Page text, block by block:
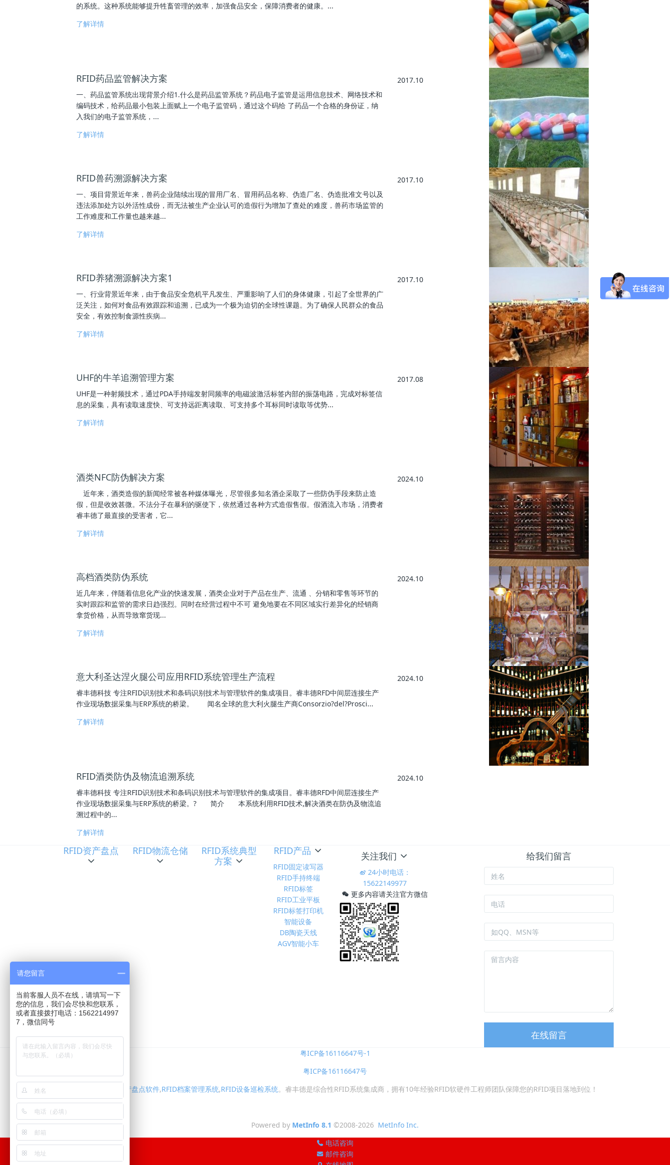
的系统。这种系统能够提升牲畜管理的效率，加强食品安全，保障消费者的健康。...
了解详情
RFID药品监管解决方案
一、药品监管系统出现背景介绍1.什么是药品监管系统？药品电子监管是运用信息技术、网络技术和
编码技术，给药品最小包装上面赋上一个电子监管码，通过这个码给 了药品一个合格的身份证，纳
入我们的电子监管系统，...
了解详情
2017.10
RFID兽药溯源解决方案
一、项目背景近年来，兽药企业陆续出现的冒用厂名、冒用药品名称、伪造厂名、伪造批准文号以及
违法添加处方以外活性成份，而无法被生产企业认可的造假行为增加了查处的难度，兽药市场监管的
工作难度和工作量也越来越...
了解详情
2017.10
RFID养猪溯源解决方案1
一、行业背景近年来，由于食品安全危机平凡发生、严重影响了人们的身体健康，引起了全世界的广
泛关注，如何对食品有效跟踪和追溯，已成为一个极为迫切的全球性课题。为了确保人民群众的食品
安全，有效控制食源性疾病...
了解详情
2017.10
UHF的牛羊追溯管理方案
UHF是一种射频技术，通过PDA手持端发射同频率的电磁波激活标签内部的振荡电路，完成对标签信
息的采集，具有读取速度快、可支持远距离读取、可支持多个耳标同时读取等优势...
了解详情
2017.08
酒类NFC防伪解决方案
近年来，酒类造假的新闻经常被各种媒体曝光，尽管很多知名酒企采取了一些防伪手段来防止造
假，但是收效甚微。不法分子在暴利的驱使下，依然通过各种方式造假售假。假酒流入市场，消费者
睿丰德了最直接的受害者，它...
了解详情
2024.10
高档酒类防伪系统
近几年来，伴随着信息化产业的快速发展，酒类企业对于产品在生产、流通 、分销和零售等环节的
实时跟踪和监管的需求日趋强烈。同时在经营过程中不可 避免地要在不同区域实行差异化的经销商
拿货价格，从而导致窜货现...
了解详情
2024.10
意大利圣达涅火腿公司应用RFID系统管理生产流程
睿丰德科技 专注RFID识别技术和条码识别技术与管理软件的集成项目。睿丰德RFD中间层连接生产
作业现场数据采集与ERP系统的桥梁。 闻名全球的意大利火腿生产商Consorzio?del?Prosci...
了解详情
2024.10
RFID酒类防伪及物流追溯系统
睿丰德科技 专注RFID识别技术和条码识别技术与管理软件的集成项目。睿丰德RFD中间层连接生产
作业现场数据采集与ERP系统的桥梁。? 简介 本系统利用RFID技术,解决酒类在防伪及物流追
溯过程中的...
了解详情
2024.10
RFID资产盘点 RFID物流仓储
RFID系统典型
方案
RFID产品
RFID固定读写器
RFID手持终端
RFID标签
RFID工业平板
RFID标签打印机
智能设备
DB陶瓷天线
AGV智能小车
关注我们
24小时电话：
15622149977
更多内容请关注官方微信
给我们留言
在线留言
粤ICP备16116647号-1
粤ICP备16116647号
RFID资产盘点软件,RFID档案管理系统,RFID设备巡检系统。睿丰德是综合性RFID系统集成商，拥有10年经验RFID软硬件工程师团队保障您的RFID项目落地到位！
Powered by MetInfo 8.1 ©2008-2026 MetInfo Inc.
电话咨询
邮件咨询
请您留言
当前客服人员不在线，请填写一下
您的信息，我们会尽快和您联系，
或者直接拨打电话：1562214997
7，微信同号